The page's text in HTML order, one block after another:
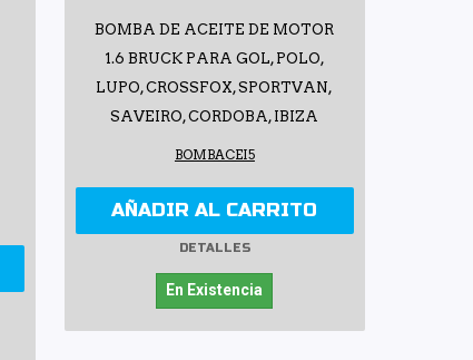
BOMBA DE ACEITE DE MOTOR
1.6 BRUCK PARA GOL, POLO,
LUPO, CROSSFOX, SPORTVAN,
SAVEIRO, CORDOBA, IBIZA
BOMBACEI5
AÑADIR AL CARRITO
DETALLES
En Existencia